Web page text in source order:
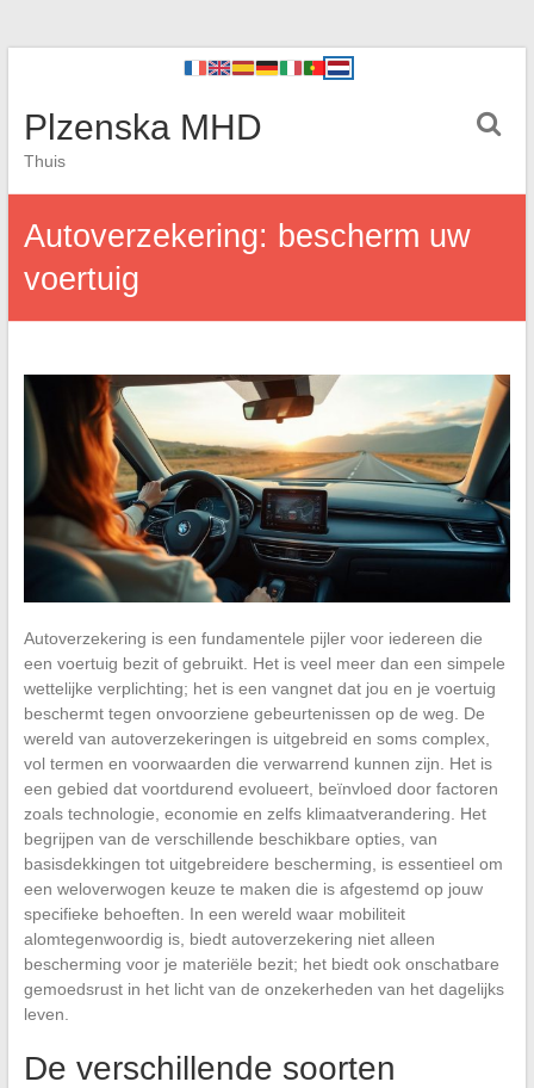
Plzenska MHD
Thuis
Autoverzekering: bescherm uw
voertuig
Autoverzekering is een fundamentele pijler voor iedereen die
een voertuig bezit of gebruikt. Het is veel meer dan een simpele
wettelijke verplichting; het is een vangnet dat jou en je voertuig
beschermt tegen onvoorziene gebeurtenissen op de weg. De
wereld van autoverzekeringen is uitgebreid en soms complex,
vol termen en voorwaarden die verwarrend kunnen zijn. Het is
een gebied dat voortdurend evolueert, beïnvloed door factoren
zoals technologie, economie en zelfs klimaatverandering. Het
begrijpen van de verschillende beschikbare opties, van
basisdekkingen tot uitgebreidere bescherming, is essentieel om
een weloverwogen keuze te maken die is afgestemd op jouw
specifieke behoeften. In een wereld waar mobiliteit
alomtegenwoordig is, biedt autoverzekering niet alleen
bescherming voor je materiële bezit; het biedt ook onschatbare
gemoedsrust in het licht van de onzekerheden van het dagelijks
leven.
De verschillende soorten